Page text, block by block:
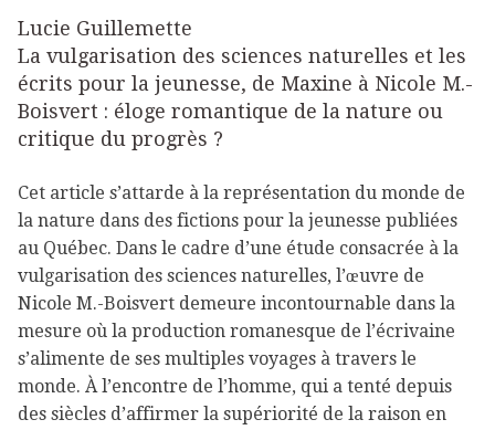
Lucie Guillemette
La vulgarisation des sciences naturelles et les
écrits pour la jeunesse, de Maxine à Nicole M.-
Boisvert : éloge romantique de la nature ou
critique du progrès ?
Cet article s’attarde à la représentation du monde de
la nature dans des fictions pour la jeunesse publiées
au Québec. Dans le cadre d’une étude consacrée à la
vulgarisation des sciences naturelles, l’œuvre de
Nicole M.-Boisvert demeure incontournable dans la
mesure où la production romanesque de l’écrivaine
s’alimente de ses multiples voyages à travers le
monde. À l’encontre de l’homme, qui a tenté depuis
des siècles d’affirmer la supériorité de la raison en